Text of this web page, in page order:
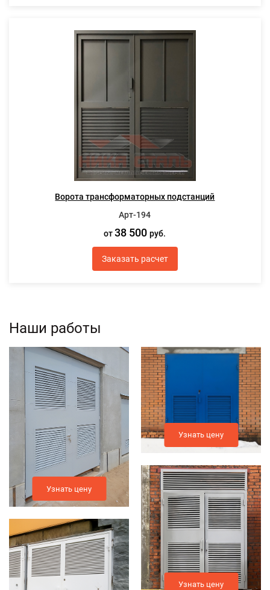
Ворота трансформаторных подстанций
Арт-194
от38 500руб.
Заказать расчет
Наши работы
Узнать цену
Узнать цену
Узнать цену